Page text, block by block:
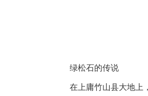
绿松石的传说
在上庸竹山县大地上，